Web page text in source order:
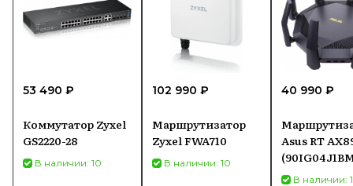
53 490 ₽
Коммутатор Zyxel
GS2220-28
В наличии: 10
102 990 ₽
Маршрутизатор
Zyxel FWA710
В наличии: 10
40 990 ₽
Asus RT
В наличии: